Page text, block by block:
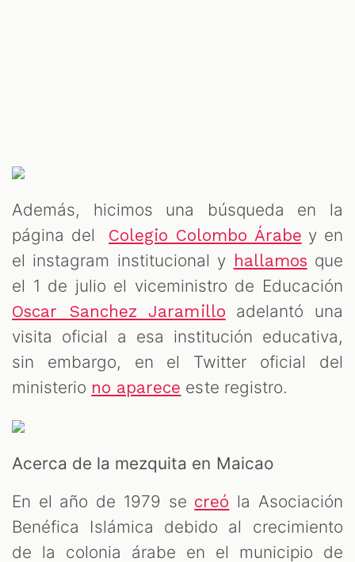
Además, hicimos una búsqueda en la
página del Colegio Colombo Árabe y en
el instagram institucional y hallamos que
el 1 de julio el viceministro de Educación
Oscar Sanchez Jaramillo adelantó una
visita oficial a esa institución educativa,
sin embargo, en el Twitter oficial del
ministerio no aparece este registro.
Acerca de la mezquita en Maicao
En el año de 1979 se creó la Asociación
Benéfica Islámica debido al crecimiento
de la colonia árabe en el municipio de